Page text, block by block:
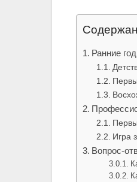
Ранние
Игра
Вопрос-